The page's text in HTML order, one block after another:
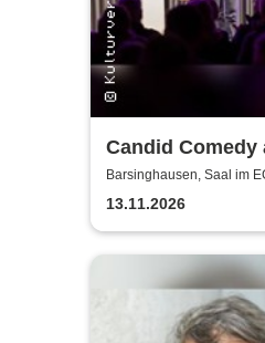
Candid Comedy
Hannover -
in der
Barsinghausen, Saal im
Krawatte
13.11.2026